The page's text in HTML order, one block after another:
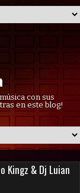
con sus
en este blog!
Kingz & Dj Luian